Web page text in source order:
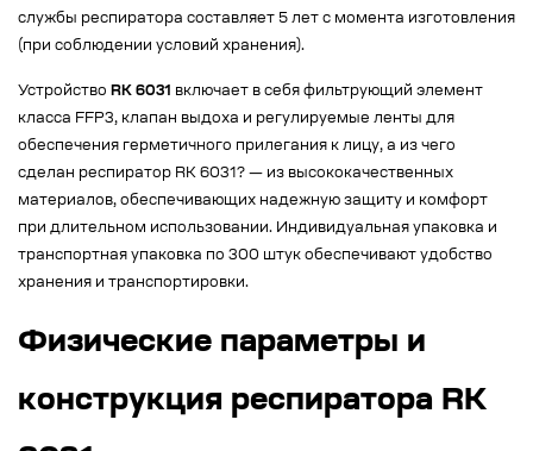
службы респиратора составляет 5 лет с момента изготовления
(при соблюдении условий хранения).
Устройство RK 6031 включает в себя фильтрующий элемент
класса FFP3, клапан выдоха и регулируемые ленты для
обеспечения герметичного прилегания к лицу, а из чего
сделан респиратор RK 6031? — из высококачественных
материалов, обеспечивающих надежную защиту и комфорт
при длительном использовании. Индивидуальная упаковка и
транспортная упаковка по 300 штук обеспечивают удобство
хранения и транспортировки.
Физические параметры и
конструкция респиратора RK